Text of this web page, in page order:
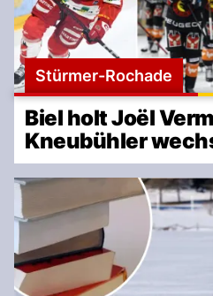
Stürmer-Rochade
Biel holt Joël
Kneubühler